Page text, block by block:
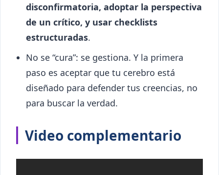
disconfirmatoria, adoptar la perspectiva
de un crítico, y usar checklists
estructuradas.
No se “cura”: se gestiona. Y la primera
paso es aceptar que tu cerebro está
diseñado para defender tus creencias, no
para buscar la verdad.
Video complementario